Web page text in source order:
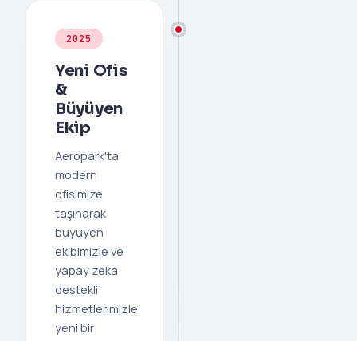
2025
Yeni Ofis
&
Büyüyen
Ekip
Aeropark'ta
modern
ofisimize
taşınarak
büyüyen
ekibimizle ve
yapay zeka
destekli
hizmetlerimizle
yeni bir